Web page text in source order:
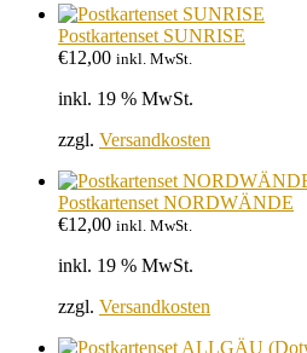
Postkartenset SUNRISE
€12,00 inkl. MwSt.
inkl. 19 % MwSt.
zzgl. Versandkosten
Postkartenset NORDWÄNDE
€12,00 inkl. MwSt.
inkl. 19 % MwSt.
zzgl. Versandkosten